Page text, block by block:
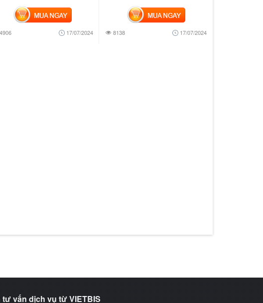
4906 17/07/2024
MUA NGAY
8138 17/07/2024
MUA NGAY
vấn dịch vụ từ VIETBIS